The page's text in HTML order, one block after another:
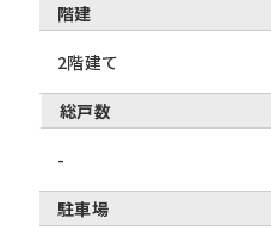
階建
2階建て
総戸数
-
駐車場